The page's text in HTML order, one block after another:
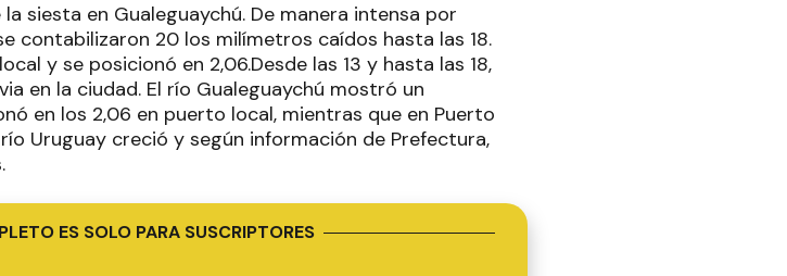
siesta en Gualeguaychú. De manera intensa por
contabilizaron 20 los milímetros caídos hasta las 18.
y se posicionó en 2,06.Desde las 13 y hasta las 18,
en la ciudad. El río Gualeguaychú mostró un
en los 2,06 en puerto local, mientras que en Puerto
Uruguay creció y según información de Prefectura,
ES SOLO PARA SUSCRIPTORES